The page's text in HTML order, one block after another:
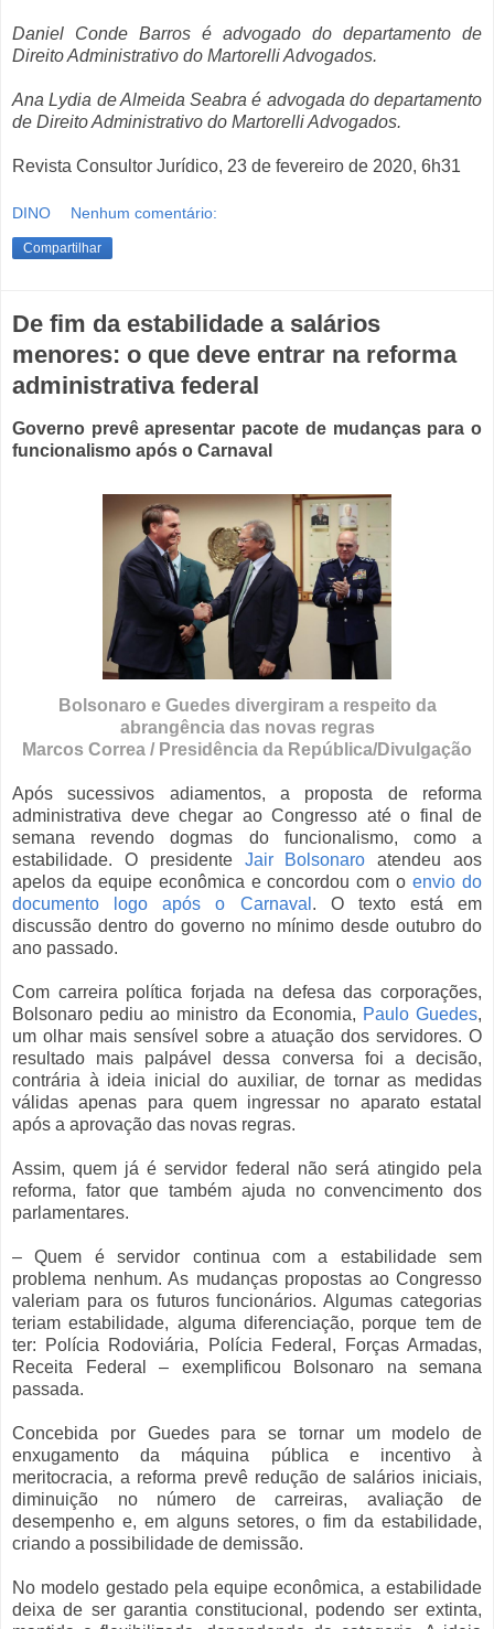
Daniel Conde Barros é advogado do departamento de
Direito Administrativo do Martorelli Advogados.
Ana Lydia de Almeida Seabra é advogada do departamento
de Direito Administrativo do Martorelli Advogados.
Revista Consultor Jurídico, 23 de fevereiro de 2020, 6h31
DINO Nenhum comentário:
Compartilhar
De fim da estabilidade a salários
menores: o que deve entrar na reforma
administrativa federal
Governo prevê apresentar pacote de mudanças para o
funcionalismo após o Carnaval
Bolsonaro e Guedes divergiram a respeito da
abrangência das novas regras
Marcos Correa / Presidência da República/Divulgação
Após sucessivos adiamentos, a proposta de reforma
administrativa deve chegar ao Congresso até o final de
semana revendo dogmas do funcionalismo, como a
estabilidade. O presidente Jair Bolsonaro atendeu aos
apelos da equipe econômica e concordou com oenvio do
documento logo após o Carnaval . O texto está em
discussão dentro do governo no mínimo desde outubro do
ano passado.
Com carreira política forjada na defesa das corporações,
Bolsonaro pediu ao ministro da Economia, Paulo Guedes,
um olhar mais sensível sobre a atuação dos servidores. O
resultado mais palpável dessa conversa foi a decisão,
contrária à ideia inicial do auxiliar, de tornar as medidas
válidas apenas para quem ingressar no aparato estatal
após a aprovação das novas regras.
Assim, quem já é servidor federal não será atingido pela
reforma, fator que também ajuda no convencimento dos
parlamentares.
– Quem é servidor continua com a estabilidade sem
problema nenhum. As mudanças propostas ao Congresso
valeriam para os futuros funcionários. Algumas categorias
teriam estabilidade, alguma diferenciação, porque tem de
ter: Polícia Rodoviária, Polícia Federal, Forças Armadas,
Receita Federal – exemplificou Bolsonaro na semana
passada.
Concebida por Guedes para se tornar um modelo de
enxugamento da máquina pública e incentivo à
meritocracia, a reforma prevê redução de salários iniciais,
diminuição no número de carreiras, avaliação de
desempenho e, em alguns setores, o fim da estabilidade,
criando a possibilidade de demissão.
No modelo gestado pela equipe econômica, a estabilidade
deixa de ser garantia constitucional, podendo ser extinta,